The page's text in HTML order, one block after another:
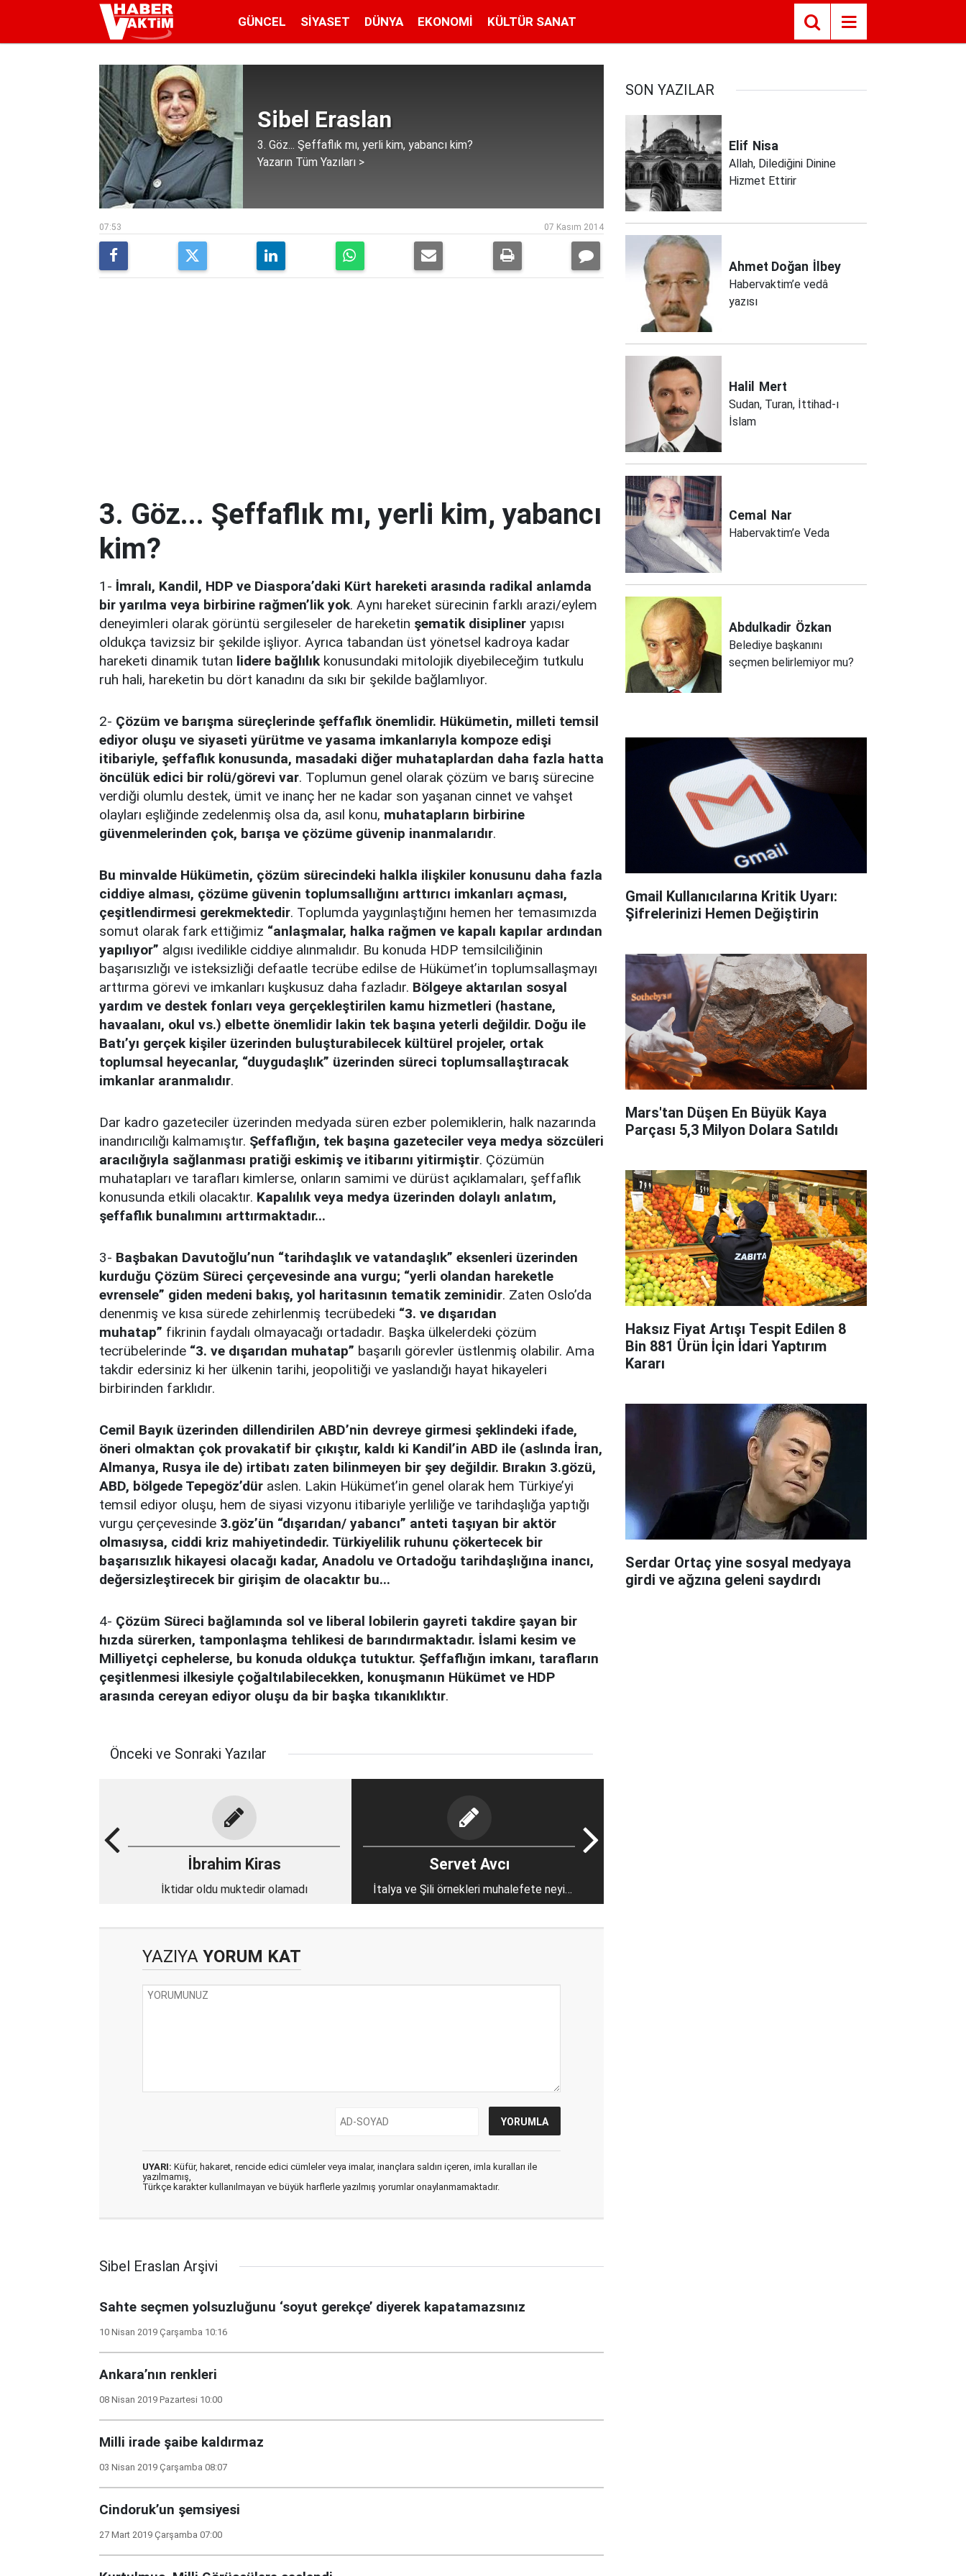
GÜNCEL SIYASET DÜNYA EKONOMI KÜLTÜR SANAT
Sibel Eraslan
3. Göz... Şeffaflık mı, yerli kim, yabancı kim?
Yazarın Tüm Yazıları >
07:53 07 Kasım 2014
3. Göz... Şeffaflık mı, yerli kim, yabancı
kim?
1- İmralı, Kandil, HDP ve Diaspora’daki Kürt hareketi arasında radikal anlamda
bir yarılma veya birbirine rağmen’lik yok. Aynı hareket sürecinin farklı arazi/eylem
deneyimleri olarak görüntü sergileseler de hareketin şematik disipliner yapısı
oldukça tavizsiz bir şekilde işliyor. Ayrıca tabandan üst yönetsel kadroya kadar
hareketi dinamik tutan lidere bağlılıkkonusundaki mitolojik diyebileceğim tutkulu
ruh hali, hareketin bu dört kanadını da sıkı bir şekilde bağlamlıyor.
2- Çözüm ve barışma süreçlerinde şeffaflık önemlidir. Hükümetin, milleti temsil
ediyor oluşu ve siyaseti yürütme ve yasama imkanlarıyla kompoze edişi
itibariyle, şeffaflık konusunda, masadaki diğer muhataplardan daha fazla hatta
öncülük edici bir rolü/görevi var. Toplumun genel olarak çözüm ve barış sürecine
verdiği olumlu destek, ümit ve inanç her ne kadar son yaşanan cinnet ve vahşet
olayları eşliğinde zedelenmiş olsa da, asıl konu, muhatapların birbirine
güvenmelerinden çok, barışa ve çözüme güvenip inanmalarıdır.
Bu minvalde Hükümetin, çözüm sürecindeki halkla ilişkiler konusunu daha fazla
ciddiye alması, çözüme güvenin toplumsallığını arttırıcı imkanları açması,
çeşitlendirmesi gerekmektedir. Toplumda yaygınlaştığını hemen her temasımızda
somut olarak fark ettiğimiz “anlaşmalar, halka rağmen ve kapalı kapılar ardından
yapılıyor” algısı ivedilikle ciddiye alınmalıdır. Bu konuda HDP temsilciliğinin
başarısızlığı ve isteksizliği defaatle tecrübe edilse de Hükümet’in toplumsallaşmayı
arttırma görevi ve imkanları kuşkusuz daha fazladır. Bölgeye aktarılan sosyal
yardım ve destek fonları veya gerçekleştirilen kamu hizmetleri (hastane,
havaalanı, okul vs.) elbette önemlidir lakin tek başına yeterli değildir. Doğu ile
Batı’yı gerçek kişiler üzerinden buluşturabilecek kültürel projeler, ortak
toplumsal heyecanlar, “duygudaşlık” üzerinden süreci toplumsallaştıracak
imkanlar aranmalıdır.
Dar kadro gazeteciler üzerinden medyada süren ezber polemiklerin, halk nazarında
inandırıcılığı kalmamıştır. Şeffaflığın, tek başına gazeteciler veya medya sözcüleri
aracılığıyla sağlanması pratiği eskimiş ve itibarını yitirmiştir. Çözümün
muhatapları ve tarafları kimlerse, onların samimi ve dürüst açıklamaları, şeffaflık
konusunda etkili olacaktır. Kapalılık veya medya üzerinden dolaylı anlatım,
şeffaflık bunalımını arttırmaktadır...
3- Başbakan Davutoğlu’nun “tarihdaşlık ve vatandaşlık” eksenleri üzerinden
kurduğu Çözüm Süreci çerçevesinde ana vurgu; “yerli olandan hareketle
evrensele” giden medeni bakış, yol haritasının tematik zeminidir. Zaten Oslo’da
denenmiş ve kısa sürede zehirlenmiş tecrübedeki “3. ve dışarıdan
muhatap” fikrinin faydalı olmayacağı ortadadır. Başka ülkelerdeki çözüm
tecrübelerinde “3. ve dışarıdan muhatap” başarılı görevler üstlenmiş olabilir. Ama
takdir edersiniz ki her ülkenin tarihi, jeopolitiği ve yaslandığı hayat hikayeleri
birbirinden farklıdır.
Cemil Bayık üzerinden dillendirilen ABD’nin devreye girmesi şeklindeki ifade,
öneri olmaktan çok provakatif bir çıkıştır, kaldı ki Kandil’in ABD ile (aslında İran,
Almanya, Rusya ile de) irtibatı zaten bilinmeyen bir şey değildir. Bırakın 3.gözü,
ABD, bölgede Tepegöz’dür aslen. Lakin Hükümet’in genel olarak hem Türkiye’yi
temsil ediyor oluşu, hem de siyasi vizyonu itibariyle yerliliğe ve tarihdaşlığa yaptığı
vurgu çerçevesinde 3.göz’ün “dışarıdan/ yabancı” anteti taşıyan bir aktör
olmasıysa, ciddi kriz mahiyetindedir. Türkiyelilik ruhunu çökertecek bir
başarısızlık hikayesi olacağı kadar, Anadolu ve Ortadoğu tarihdaşlığına inancı,
değersizleştirecek bir girişim de olacaktır bu...
4- Çözüm Süreci bağlamında sol ve liberal lobilerin gayreti takdire şayan bir
hızda sürerken, tamponlaşma tehlikesi de barındırmaktadır. İslami kesim ve
Milliyetçi cephelerse, bu konuda oldukça tutuktur. Şeffaflığın imkanı, tarafların
çeşitlenmesi ilkesiyle çoğaltılabilecekken, konuşmanın Hükümet ve HDP
arasında cereyan ediyor oluşu da bir başka tıkanıklıktır.
Önceki ve Sonraki Yazılar
İbrahim Kiras
İktidar oldu muktedir olamadı
Servet Avcı
İtalya ve Şili örnekleri muhalefete neyi
hatırlatmalı?
YAZIYA YORUM KAT
UYARI: Küfür, hakaret, rencide edici cümleler veya imalar, inançlara saldırı içeren, imla kuralları ile
yazılmamış,
Türkçe karakter kullanılmayan ve büyük harflerle yazılmış yorumlar onaylanmamaktadır.
Sibel Eraslan Arşivi
Sahte seçmen yolsuzluğunu ‘soyut gerekçe’ diyerek kapatamazsınız
10 Nisan 2019 Çarşamba 10:16
Ankara’nın renkleri
08 Nisan 2019 Pazartesi 10:00
Milli irade şaibe kaldırmaz
03 Nisan 2019 Çarşamba 08:07
Cindoruk’un şemsiyesi
27 Mart 2019 Çarşamba 07:00
SON YAZILAR
Elif Nisa
Allah, Dilediğini Dinine
Hizmet Ettirir
Ahmet Doğan İlbey
Habervaktim’e vedâ
yazısı
Halil Mert
Sudan, Turan, İttihad-ı
İslam
Cemal Nar
Habervaktim’e Veda
Abdulkadir Özkan
Belediye başkanını
seçmen belirlemiyor mu?
Gmail Kullanıcılarına Kritik Uyarı:
Şifrelerinizi Hemen Değiştirin
Mars'tan Düşen En Büyük Kaya
Parçası 5,3 Milyon Dolara Satıldı
Haksız Fiyat Artışı Tespit Edilen 8
Bin 881 Ürün İçin İdari Yaptırım
Kararı
Serdar Ortaç yine sosyal medyaya
girdi ve ağzına geleni saydırdı